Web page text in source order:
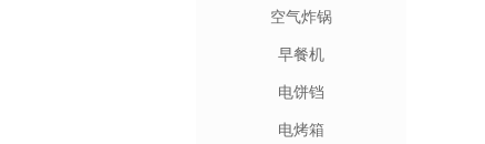
空气炸锅
早餐机
电饼铛
电烤箱